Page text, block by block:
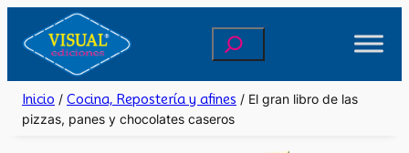
contenido
Buscar
Inicio / Cocina, Repostería y afines / El gran libro de las
pizzas, panes y chocolates caseros